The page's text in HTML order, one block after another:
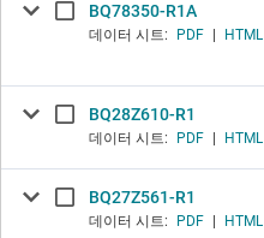
BQ78350-R1A
데이터 시트: PDF HTML
BQ28Z610-R1
데이터 시트: PDF HTML
BQ27Z561-R1
데이터 시트: PDF
HTML